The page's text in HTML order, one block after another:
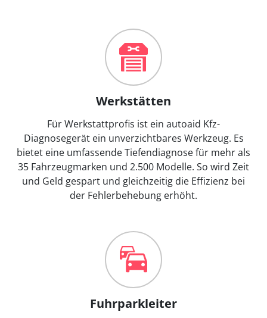
Werkstätten
Für Werkstattprofis ist ein autoaid Kfz-
Diagnosegerät ein unverzichtbares Werkzeug. Es
bietet eine umfassende Tiefendiagnose für mehr als
35 Fahrzeugmarken und 2.500 Modelle. So wird Zeit
und Geld gespart und gleichzeitig die Effizienz bei
der Fehlerbehebung erhöht.
Fuhrparkleiter